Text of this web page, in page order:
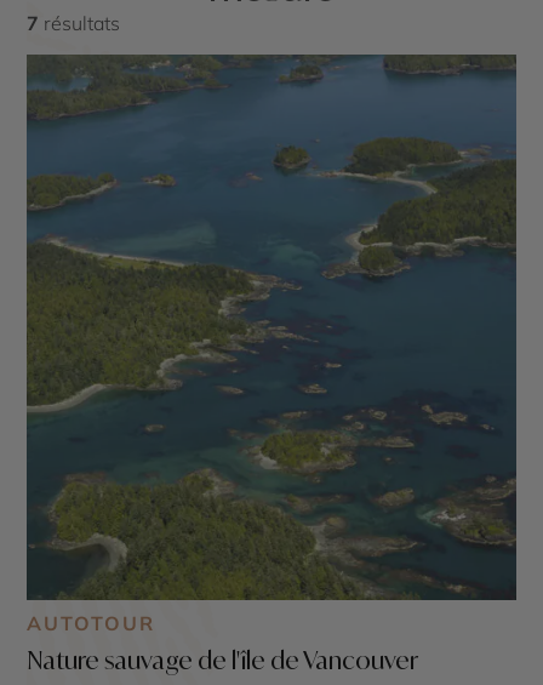
7 résultats
AUTOTOUR
Nature sauvage de l'île de Vancouver